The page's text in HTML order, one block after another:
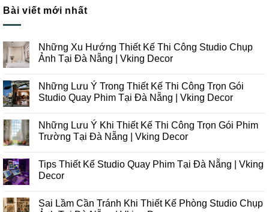
Bài viết mới nhất
Những Xu Hướng Thiết Kế Thi Công Studio Chụp
Ảnh Tại Đà Nẵng | Vking Decor
bình
luận
ở
Hướng
Thiết
Kế
Studio
Chụp
Ảnh
Nẵng
Những Lưu Ý Trong Thiết Kế Thi Công Trọn Gói
Studio Quay Phim Tại Đà Nẵng | Vking Decor
bình
luận
ở
Trong
Thiết
Công
Những Lưu Ý Khi Thiết Kế Thi Công Trọn Gói Phim
Trường Tại Đà Nẵng | Vking Decor
bình
luận
ở
Ý
Tips Thiết Kế Studio Quay Phim Tại Đà Nẵng | Vking
Decor
bình
Sai Lầm Cần Tránh Khi Thiết Kế Phòng Studio Chụp